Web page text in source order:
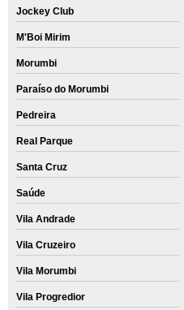
Jockey Club
M'Boi Mirim
Morumbi
Paraíso do Morumbi
Pedreira
Real Parque
Santa Cruz
Saúde
Vila Andrade
Vila Cruzeiro
Vila Morumbi
Vila Progredior